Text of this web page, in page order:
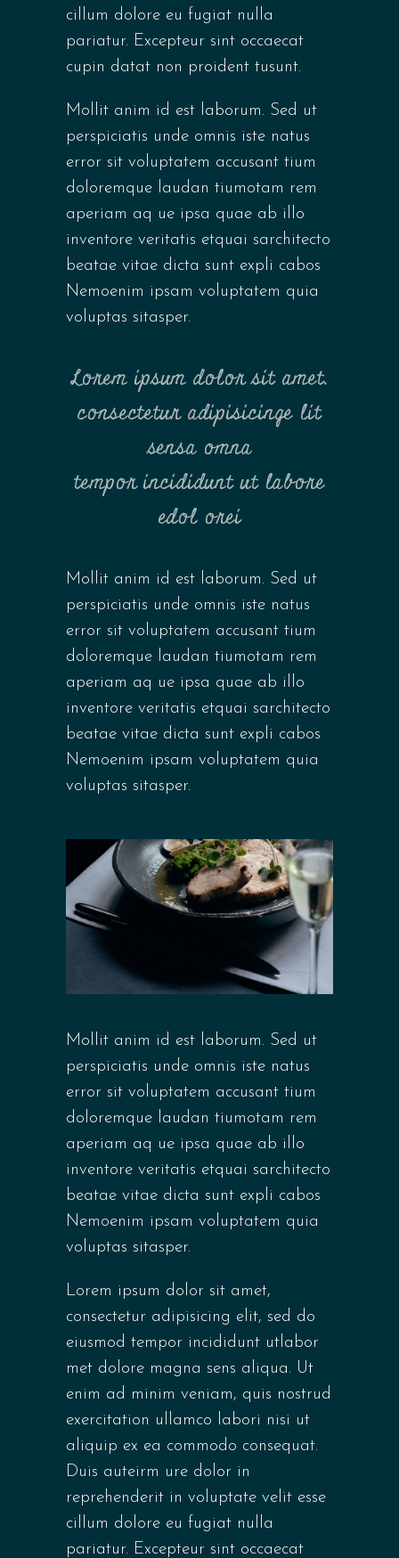
cillum dolore eu fugiat nulla
pariatur. Excepteur sint occaecat
cupin datat non proident tusunt.
Mollit anim id est laborum. Sed ut
perspiciatis unde omnis iste natus
error sit voluptatem accusant tium
doloremque laudan tiumotam rem
aperiam aq ue ipsa quae ab illo
inventore veritatis etquai sarchitecto
beatae vitae dicta sunt expli cabos
Nemoenim ipsam voluptatem quia
voluptas sitasper.
Lorem ipsum dolor sit amet,
consectetur adipisicinge lit
sensa omna
tempor incididunt ut labore
edol orei
Mollit anim id est laborum. Sed ut
perspiciatis unde omnis iste natus
error sit voluptatem accusant tium
doloremque laudan tiumotam rem
aperiam aq ue ipsa quae ab illo
inventore veritatis etquai sarchitecto
beatae vitae dicta sunt expli cabos
Nemoenim ipsam voluptatem quia
voluptas sitasper.
Mollit anim id est laborum. Sed ut
perspiciatis unde omnis iste natus
error sit voluptatem accusant tium
doloremque laudan tiumotam rem
aperiam aq ue ipsa quae ab illo
inventore veritatis etquai sarchitecto
beatae vitae dicta sunt expli cabos
Nemoenim ipsam voluptatem quia
voluptas sitasper.
Lorem ipsum dolor sit amet,
consectetur adipisicing elit, sed do
eiusmod tempor incididunt utlabor
met dolore magna sens aliqua. Ut
enim ad minim veniam, quis nostrud
exercitation ullamco labori nisi ut
aliquip ex ea commodo consequat.
Duis auteirm ure dolor in
reprehenderit in voluptate velit esse
cillum dolore eu fugiat nulla
pariatur. Excepteur sint occaecat